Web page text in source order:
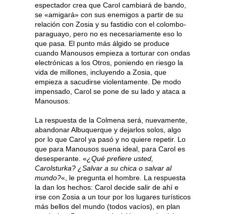
espectador crea que Carol cambiará de bando,
se «amigará» con sus enemigos a partir de su
relación con Zosia y su fastidio con el colombo-
paraguayo, pero no es necesariamente eso lo
que pasa. El punto más álgido se produce
cuando Manousos empieza a torturar con ondas
electrónicas a los Otros, poniendo en riesgo la
vida de millones, incluyendo a Zosia, que
empieza a sacudirse violentamente. De modo
impensado, Carol se pone de su lado y ataca a
Manousos.
La respuesta de la Colmena será, nuevamente,
abandonar Albuquerque y dejarlos solos, algo
por lo que Carol ya pasó y no quiere repetir. Lo
que para Manousos suena ideal, para Carol es
desesperante. «¿Qué prefiere usted,
Carolsturka? ¿Salvar a su chica o salvar al
mundo?«, le pregunta el hombre. La respuesta
la dan los hechos: Carol decide salir de ahí e
irse con Zosia a un tour por los lugares turísticos
más bellos del mundo (todos vacíos), en plan